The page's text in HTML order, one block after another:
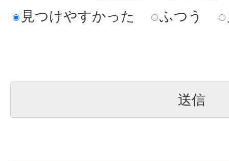
見つけやすかった
ふつう